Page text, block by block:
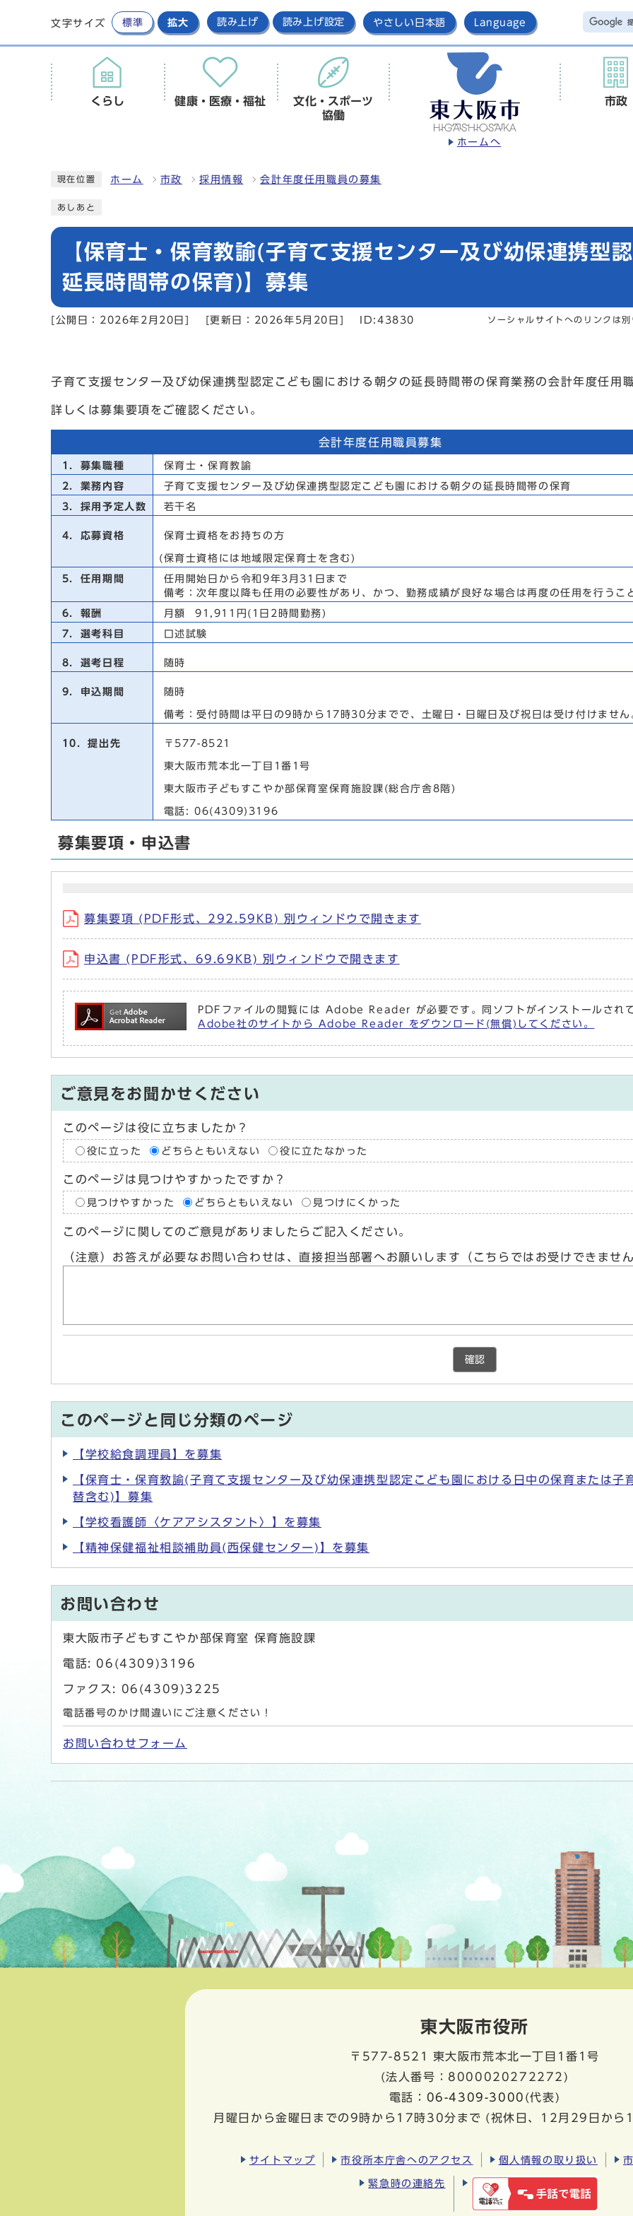
文字サイズ 標準 拡大 読み上げ 読み上げ設定 やさしい日本語 Language
ホームへ
くらし 健康・医療・福祉
文化・スポーツ
協働
市政
現在位置 ホーム 市政 採用情報 会計年度任用職員の募集
あしあと
【保育士・保育教諭(子育て支援センター及び幼保連携型
延長時間帯の保育)】募集
[公開日：2026年2月20日] [更新日：2026年5月20日] ID:43830 ソーシャルサイトへのリンクは
子育て支援センター及び幼保連携型認定こども園における朝夕の延長時間帯の保育業務の会計年度任用
詳しくは募集要項をご確認ください。
会計年度任用職員募集
1．募集職種 保育士・保育教諭
2．業務内容 子育て支援センター及び幼保連携型認定こども園における朝夕の延長時間帯の保育
3．採用予定人数 若干名
4．応募資格 保育士資格をお持ちの方
(保育士資格には地域限定保育士を含む)
5．任用期間
任用開始日から令和9年3月31日まで
備考：次年度以降も任用の必要性があり、かつ、勤務成績が良好な場合は再度の任用を行うこ
6．報酬 月額 91,911円(1日2時間勤務)
7．選考科目 口述試験
8．選考日程 随時
9．申込期間 随時
備考：受付時間は平日の9時から17時30分までで、土曜日・日曜日及び祝日は受け付けません
10．提出先 〒577-8521
東大阪市荒本北一丁目1番1号
東大阪市子どもすこやか部保育室保育施設課(総合庁舎8階)
電話: 06(4309)3196
募集要項・申込書
募集要項 (PDF形式、292.59KB) 別ウィンドウで開きます
申込書 (PDF形式、69.69KB) 別ウィンドウで開きます
PDFファイルの閲覧には Adobe Reader が必要です。同ソフトがインストールされ
Adobe社のサイトから Adobe Reader をダウンロード(無償)してください。
ご意見をお聞かせください
このページは役に立ちましたか？
役に立った どちらともいえない 役に立たなかった
このページは見つけやすかったですか？
見つけやすかった どちらともいえない 見つけにくかった
このページに関してのご意見がありましたらご記入ください。
（注意）お答えが必要なお問い合わせは、直接担当部署へお願いします（こちらではお受けできませ
確認
このページと同じ分類のページ
【学校給食調理員】を募集
【保育士・保育教諭(子育て支援センター及び幼保連携型認定こども園における日中の保育または
替含む)】募集
【学校看護師〈ケアアシスタント〉】を募集
【精神保健福祉相談補助員(西保健センター)】を募集
お問い合わせ
東大阪市子どもすこやか部保育室 保育施設課
電話: 06(4309)3196
ファクス: 06(4309)3225
電話番号のかけ間違いにご注意ください！
お問い合わせフォーム
東大阪市役所
〒577-8521
東大阪市荒本北一丁目1番1号
(法人番号：8000020272272)
電話： 06-4309-3000 (代表)
月曜日から金曜日までの9時から17時30分まで (祝休日、12月29日から
サイトマップ 市役所本庁舎へのアクセス 個人情報の取り扱い
緊急時の連絡先